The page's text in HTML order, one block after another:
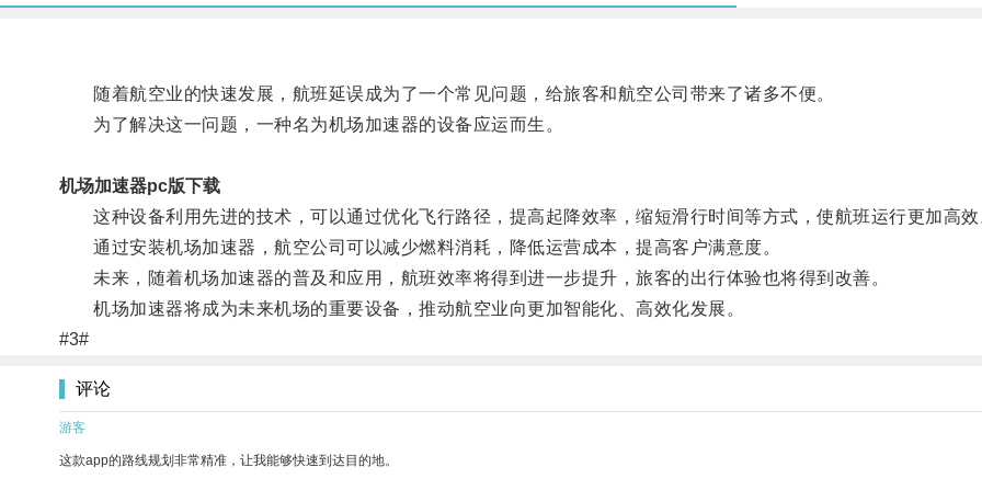
随着航空业的快速发展，航班延误成为了一个常见问题，给旅客和航空公司带来了诸多不便。
为了解决这一问题，一种名为机场加速器的设备应运而生。
机场加速器pc版下载
这种设备利用先进的技术，可以通过优化飞行路径，提高起降效率，缩短滑行时间等方式，使航班运行更加高效
通过安装机场加速器，航空公司可以减少燃料消耗，降低运营成本，提高客户满意度。
未来，随着机场加速器的普及和应用，航班效率将得到进一步提升，旅客的出行体验也将得到改善。
机场加速器将成为未来机场的重要设备，推动航空业向更加智能化、高效化发展。
#3#
评论
游客
这款app的路线规划非常精准，让我能够快速到达目的地。